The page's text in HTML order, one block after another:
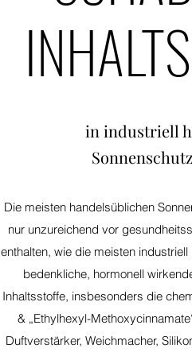
in industriell
Die meisten handelsüblichen
nur unzureichend vor
enthalten, wie die meisten
bedenkliche, hormonell
Inhaltsstoffe, insbesonders die
& „Ethylhexyl-
Duftverstärker, Weichmacher,